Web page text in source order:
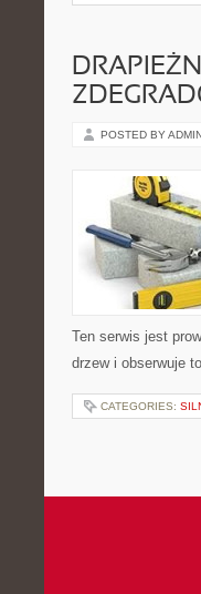
POSTED BY
Ten serwis jest
drzew i obserwuje
CATEGORIES: